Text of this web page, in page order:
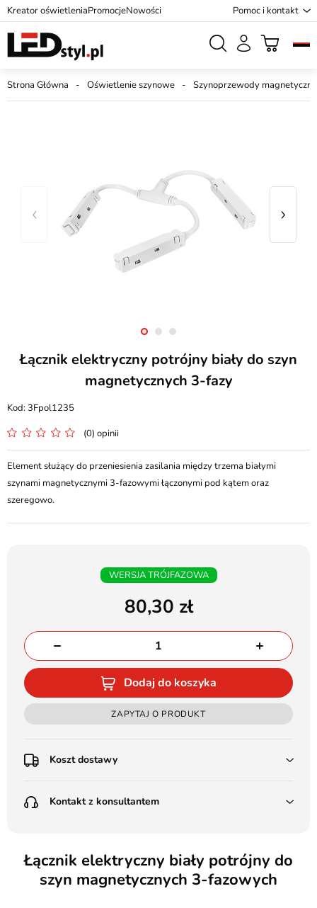
Kreator oświetleniaPromocjeNowości Pomoc i kontakt
Strona Główna Oświetlenie szynowe Szynoprzewody magnetyczne
Łącznik elektryczny potrójny biały do szyn
magnetycznych 3-fazy
3Fpol1235
(0) opinii
Element służący do przeniesienia zasilania między trzema białymi
szynami magnetycznymi 3-fazowymi łączonymi pod kątem oraz
szeregowo.
WERSJA TRÓJFAZOWA
80,30
Dodaj do koszyka
ZAPYTAJ O PRODUKT
Koszt dostawy
Poczta Polska Kurier 48H - 11 zł
(od 1000 zł dla gabarytów, nie dotyczy produktów 3m)
Pobranie:
Kontakt z konsultantem
Batalionów Chłopskich 12, 94-058 Łódź
506 336 320
Łącznik elektryczny biały potrójny do
szyn magnetycznych 3-fazowych